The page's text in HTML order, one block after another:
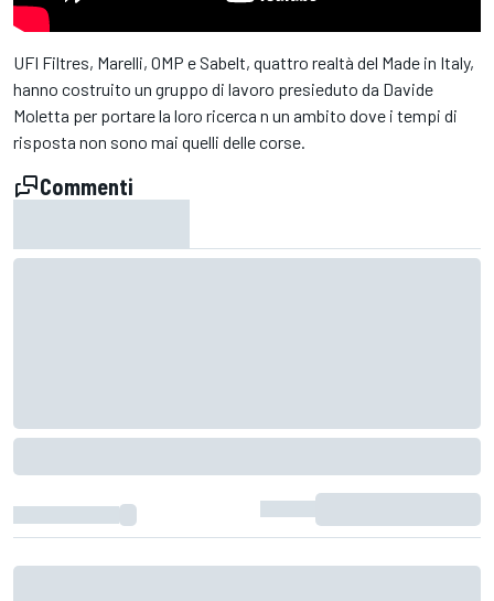
UFI Filtres, Marelli, OMP e Sabelt, quattro realtà del Made in Italy,
hanno costruito un gruppo di lavoro presieduto da Davide
Moletta per portare la loro ricerca n un ambito dove i tempi di
risposta non sono mai quelli delle corse.
Commenti